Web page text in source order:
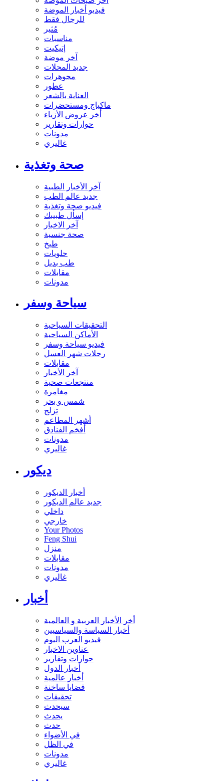
فيديو أخبار الموضة
للرجال فقط
مُثير
مناسبات
إتيكيت
آخر موضة
جديد المحلات
مجوهرات
عطور
العناية بالشعر
ماكياج ومستحضرات
أخر عروض الأزياء
حوارات وتقارير
مدونات
غاليري
صحة وتغذية
آخر الأخبار الطبية
جديد عالم الطب
فيديو صحة وتغذية
إسأل طبيبك
آخر الاخبار
صحة جنسية
طبخ
حلويات
طب بديل
مقابلات
مدونات
سياحة وسفر
التحقيقات السياحية
الأماكن السياحية
فيديو سياحة وسفر
رحلات شهر العسل
مقابلات
آخر الأخبار
منتجعات صحية
مغامرة
شمس و بحر
تزلج
أشهر المطاعم
أفخم الفنادق
مدونات
غاليري
ديكور
أخبار الديكور
جديد عالم الديكور
داخلي
خارجي
Your Photos
Feng Shui
منزل
مقابلات
مدونات
غاليري
أخبار
أخر الأخبار العربية و العالمية
أخبار السياسة والسياسيين
فيديو العرب اليوم
عناوين الاخبار
حوارات وتقارير
أخبار الدول
أخبار عالمية
قضايا ساخنة
تحقيقات
سيحدث
يحدث
حدث
في الأضواء
في الظل
مدونات
غاليري